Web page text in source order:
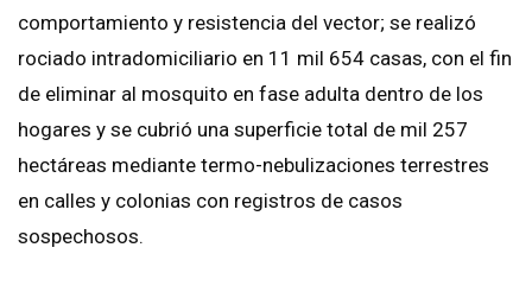
comportamiento y resistencia del vector; se realizó
rociado intradomiciliario en 11 mil 654 casas, con el fin
de eliminar al mosquito en fase adulta dentro de los
hogares y se cubrió una superficie total de mil 257
hectáreas mediante termo-nebulizaciones terrestres
en calles y colonias con registros de casos
sospechosos.